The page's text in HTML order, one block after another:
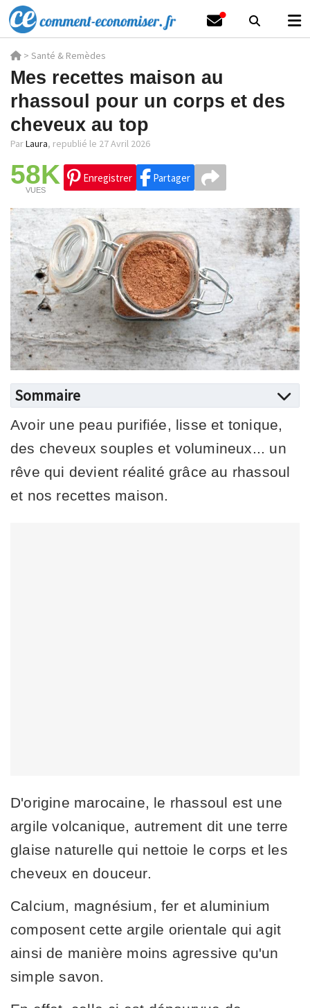
> Santé & Remèdes
Mes recettes maison au
rhassoul pour un corps et des
cheveux au top
ParLaura, republié le 27 Avril 2026
58K
VUES
Enregistrer Partager
Sommaire
Avoir une peau purifiée, lisse et tonique,
des cheveux souples et volumineux... un
rêve qui devient réalité grâce au rhassoul
et nos recettes maison.
D'origine marocaine, le rhassoul est une
argile volcanique, autrement dit une terre
glaise naturelle qui nettoie le corps et les
cheveux en douceur.
Calcium, magnésium, fer et aluminium
composent cette argile orientale qui agit
ainsi de manière moins agressive qu'un
simple savon.